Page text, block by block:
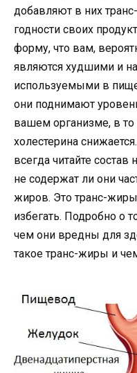
добавляют в них
годности своих
форму, что вам,
являются худшими и
используемыми в
они поднимают
вашем организме, в
холестерина
всегда читайте состав
не содержат ли они
жиров. Это транс-жиры
избегать. Подробно о
чем они вредны для
такое транс-жиры и